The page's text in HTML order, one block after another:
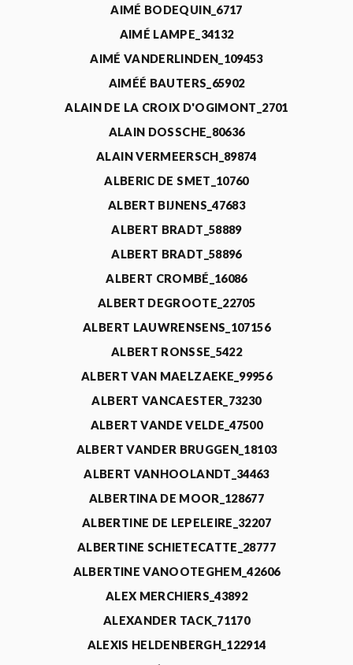
AIMÉ BODEQUIN_6717
AIMÉ LAMPE_34132
AIMÉ VANDERLINDEN_109453
AIMÉÉ BAUTERS_65902
ALAIN DE LA CROIX D'OGIMONT_2701
ALAIN DOSSCHE_80636
ALAIN VERMEERSCH_89874
ALBERIC DE SMET_10760
ALBERT BIJNENS_47683
ALBERT BRADT_58889
ALBERT BRADT_58896
ALBERT CROMBÉ_16086
ALBERT DEGROOTE_22705
ALBERT LAUWRENSENS_107156
ALBERT RONSSE_5422
ALBERT VAN MAELZAEKE_99956
ALBERT VANCAESTER_73230
ALBERT VANDE VELDE_47500
ALBERT VANDER BRUGGEN_18103
ALBERT VANHOOLANDT_34463
ALBERTINA DE MOOR_128677
ALBERTINE DE LEPELEIRE_32207
ALBERTINE SCHIETECATTE_28777
ALBERTINE VANOOTEGHEM_42606
ALEX MERCHIERS_43892
ALEXANDER TACK_71170
ALEXIS HELDENBERGH_122914